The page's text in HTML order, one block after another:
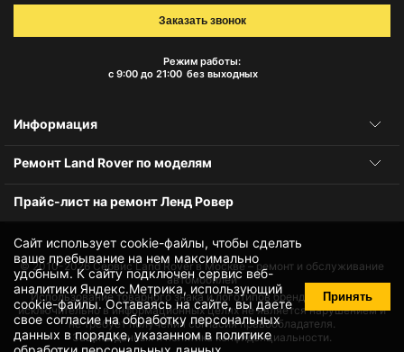
Сайт использует cookie-файлы, чтобы сделать
ваше пребывание на нем максимально
удобным. К cайту подключен сервис веб-
аналитики Яндекс.Метрика, использующий
cookie-файлы. Оставаясь на сайте, вы даете
своесогласие на обработку персональных
данных в порядке, указанном в политике
Принять
Режим работы:
с 9:00 до 21:00 без выходных
Заказать звонок
Информация
Ремонт Land Rover по моделям
Прайс-лист на ремонт Ленд Ровер
© 2010-2026Сервис Land Rover в Москве – ремонт и обслуживание
автомобилей
Использование товарного знака и логотипов бренда происходит
исключительно в информационных целях не является нарушением и
не требует получения согласия правообладателя.
Защита данных и политика конфиденциальности.